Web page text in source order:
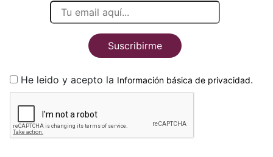
Suscribirme
He leido y acepto la Información básica de privacidad.